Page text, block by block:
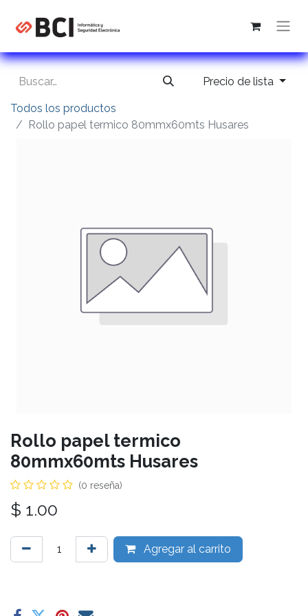
Precio de lista
Todos los productos
Rollo papel termico 80mmx60mts Husares
Rollo papel termico
80mmx60mts Husares
(0 reseña)
$ 1.00
Agregar al carrito